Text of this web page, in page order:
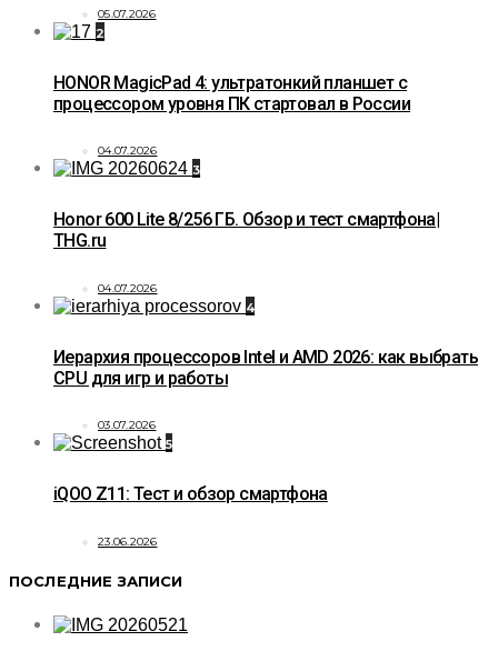
05.07.2026
2
HONOR MagicPad 4: ультратонкий планшет с
процессором уровня ПК стартовал в России
04.07.2026
3
Honor 600 Lite 8/256 ГБ. Обзор и тест смартфона|
THG.ru
04.07.2026
4
Иерархия процессоров Intel и AMD 2026: как выбрать
CPU для игр и работы
03.07.2026
5
iQOO Z11: Тест и обзор смартфона
23.06.2026
ПОСЛЕДНИЕ ЗАПИСИ